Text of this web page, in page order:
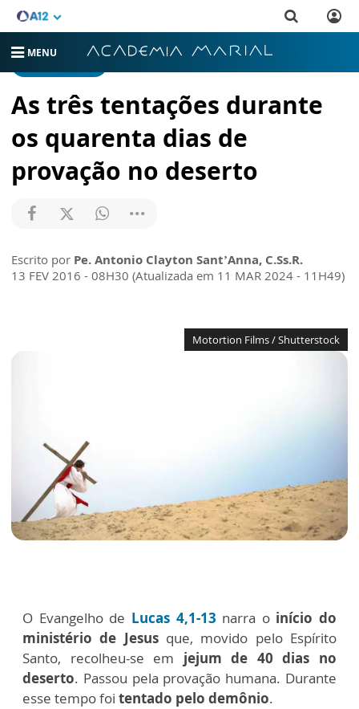
MENU
As três tentações durante
os quarenta dias de
provação no deserto
Escrito por Pe. Antonio Clayton Sant’Anna, C.Ss.R.
13 FEV 2016 - 08H30 (Atualizada em 11 MAR 2024 - 11H49)
Motortion Films / Shutterstock
O Evangelho de Lucas 4,1-13 narra o início do
ministério de Jesusque, movido pelo Espírito
Santo, recolheu-se em jejum de 40 dias no
deserto. Passou pela provação humana. Durante
esse tempo foi tentado pelo demônio.